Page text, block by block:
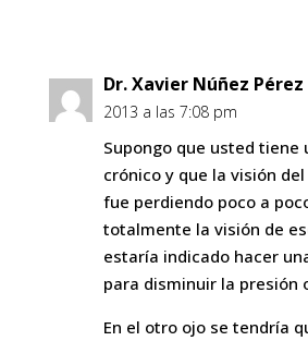
Dr. Xavier Núñez Pérez
2013 a las 7:08 pm
Supongo que usted tiene
crónico y que la visión
fue perdiendo poco a
totalmente la visión de
estaría indicado hacer
para disminuir la presión
En el otro ojo se tendría